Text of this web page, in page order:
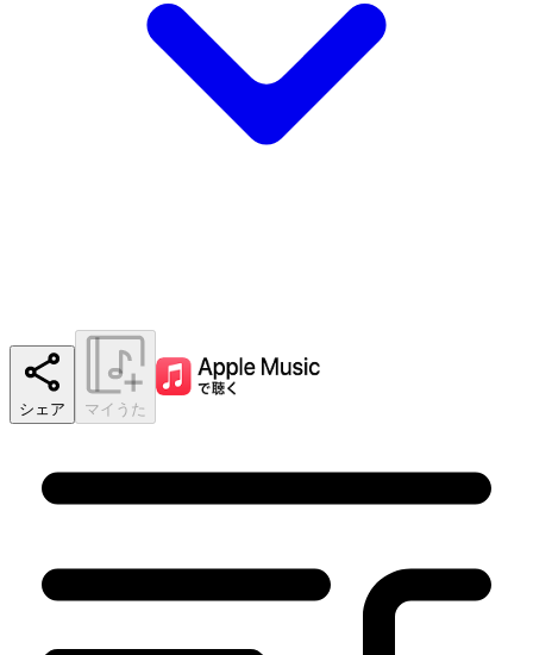
シェア マイうた